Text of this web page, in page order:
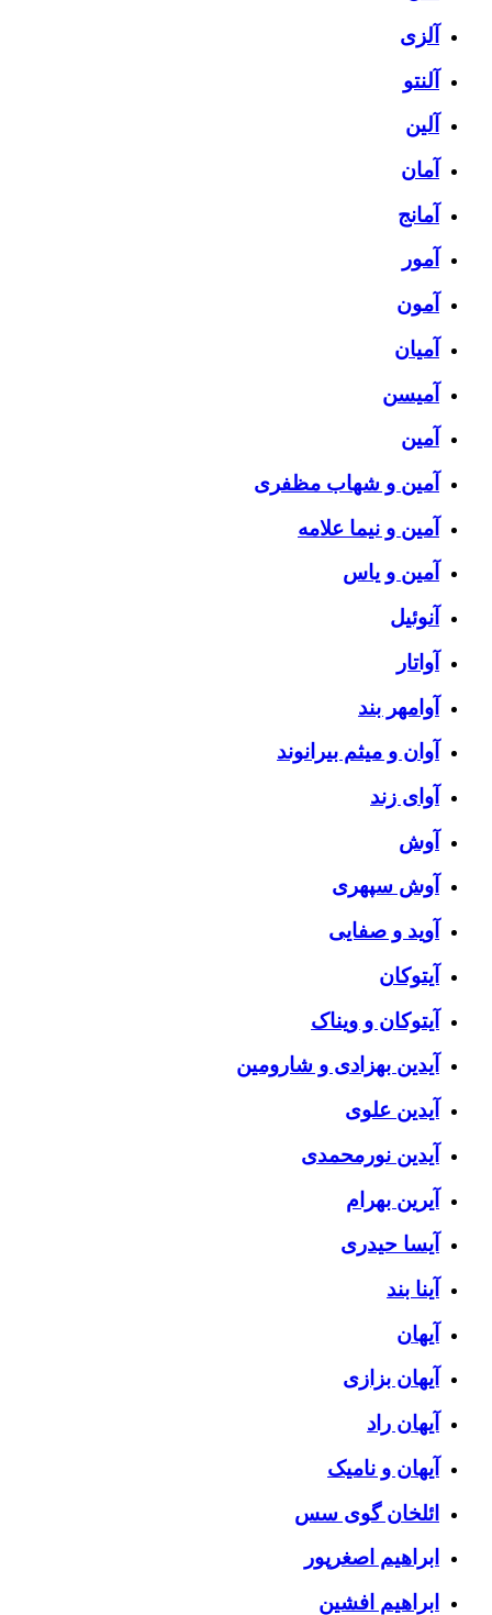
آلزی
آلنتو
آلین
آمان
آمانج
آمور
آمون
آمیان
آمیسن
آمین
آمین و شهاب مظفری
آمین و نیما علامه
آمین و یاس
آنوئیل
آواتار
آوامهر بند
آوان و میثم بیرانوند
آوای زند
آوش
آوش سپهری
آوید و صفایی
آیتوکان
آیتوکان و ویناک
آیدین بهزادی و شارومین
آیدین علوی
آیدین نورمحمدی
آیرین بهرام
آیسا حیدری
آینا بند
آیهان
آیهان بزازی
آیهان راد
آیهان و نامیک
ائلخان گوی سس
ابراهیم اصغرپور
ابراهیم افشین